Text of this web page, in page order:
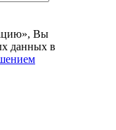
Вы
данных в